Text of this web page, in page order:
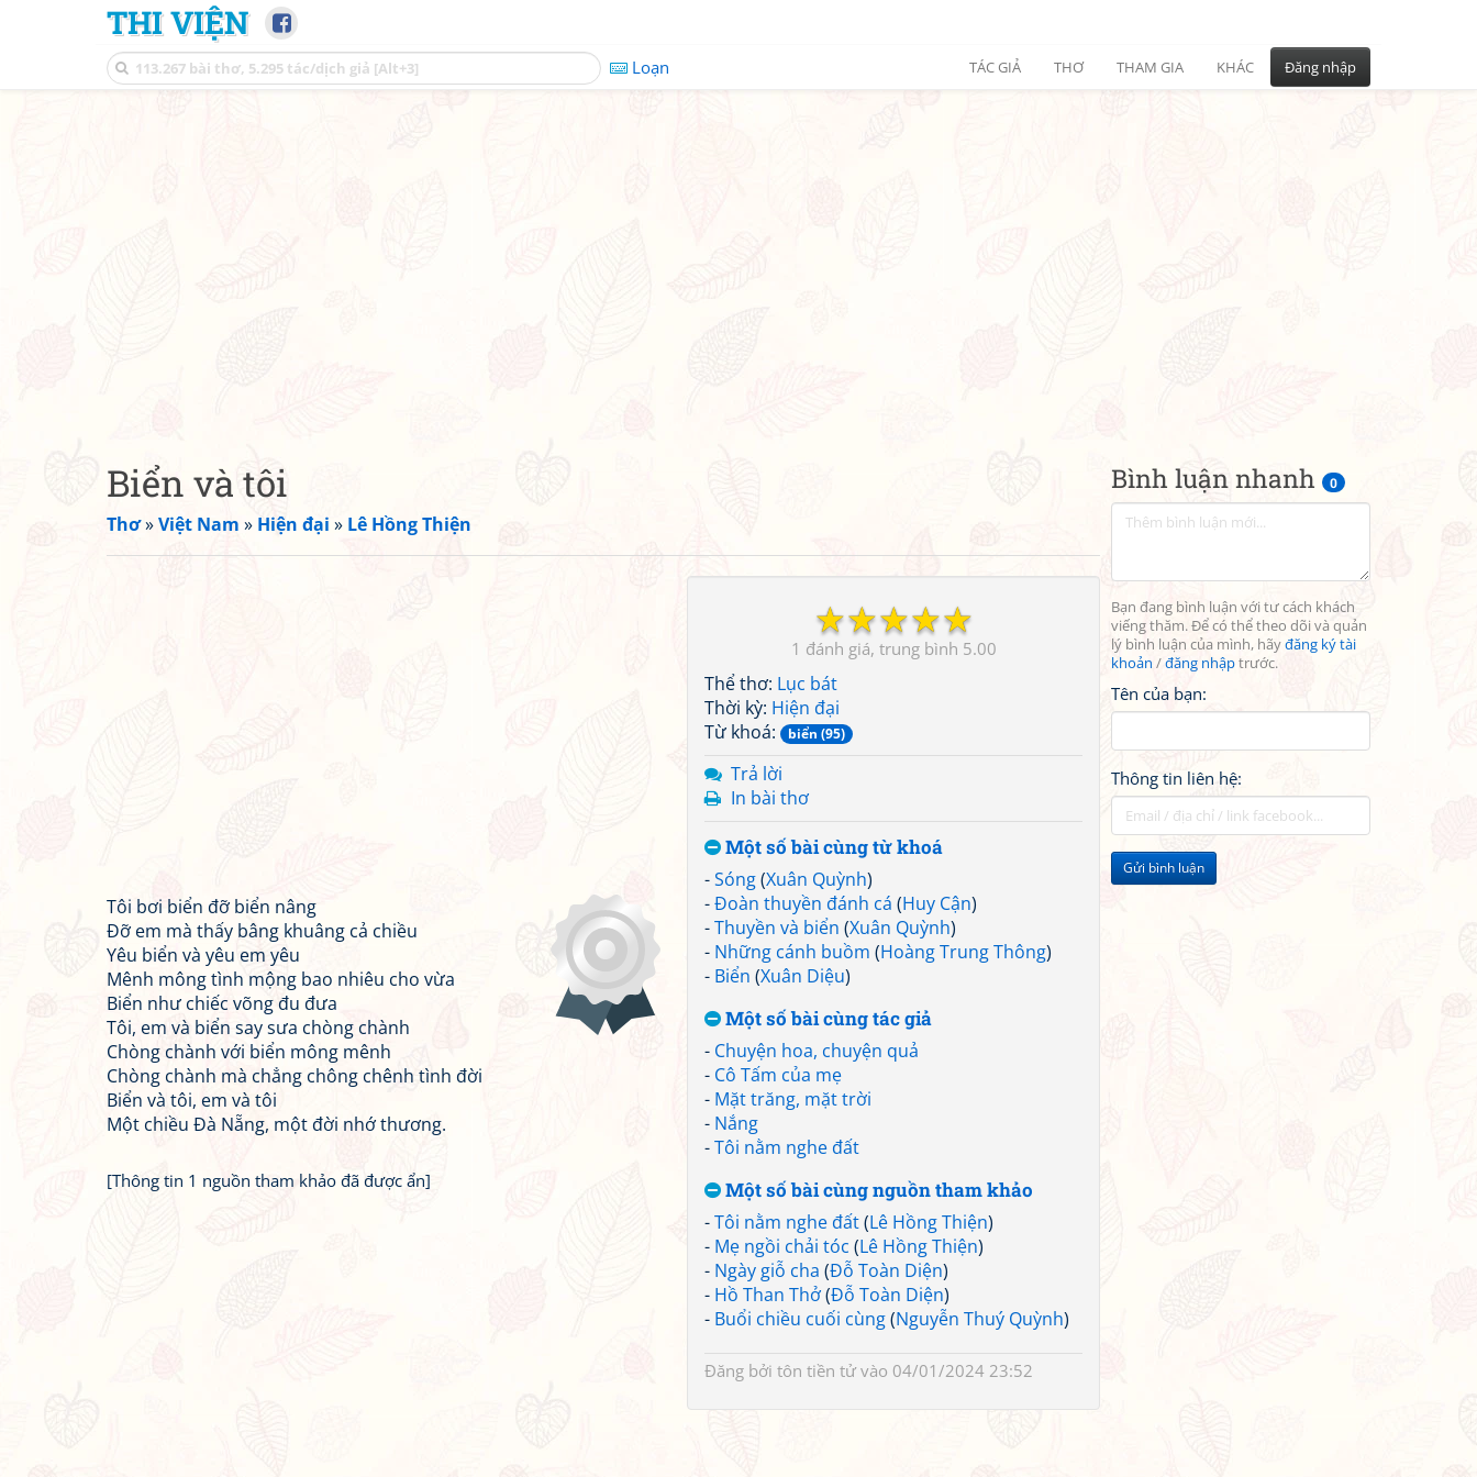
THI VIỆN
Loạn TÁC GIẢ THƠ THAM GIA KHÁC Đăng nhập
Bình luận nhanh 0
Bạn đang bình luận với tư cách khách
viếng thăm. Để có thể theo dõi và quản
lý bình luận của mình, hãyđăng ký tài
khoản /đăng nhậptrước.
Tên của bạn:
Thông tin liên hệ:
Gửi bình luận
Biển và tôi
Thơ»Việt Nam » Hiện đại » Lê Hồng Thiện
☆
☆
☆
☆
☆
1 5.00
Thể thơ: Lục bát
Thời kỳ: Hiện đại
Từ khoá:
biển (95)
Trả lời
In bài thơ
Một số bài cùng từ khoá
-Sóng(Xuân Quỳnh)
-Đoàn thuyền đánh cá (Huy Cận)
-Thuyền và biển (Xuân Quỳnh)
- Những cánh buồm (Hoàng Trung Thông)
- Biển (Xuân Diệu)
Một số bài cùng tác giả
- Chuyện hoa, chuyện quả
- Cô Tấm của mẹ
- Mặt trăng, mặt trời
- Nắng
-Tôi nằm nghe đất
Một số bài cùng nguồn tham khảo
-Tôi nằm nghe đất(Lê Hồng Thiện)
- Mẹ ngồi chải tóc (Lê Hồng Thiện)
- Ngày giỗ cha (Đỗ Toàn Diện)
- Hồ Than Thở(Đỗ Toàn Diện)
- Buổi chiều cuối cùng(Nguyễn Thuý Quỳnh)
Đăng bởi tôn tiền tửvào 04/01/2024 23:52
Tôi bơi biển đỡ biển nâng
Đỡ em mà thấy bâng khuâng cả chiều
Yêu biển và yêu em yêu
Mênh mông tình mộng bao nhiêu cho vừa
Biển như chiếc võng đu đưa
Tôi, em và biển say sưa chòng chành
Chòng chành với biển mông mênh
Chòng chành mà chẳng chông chênh tình đời
Biển và tôi, em và tôi
Một chiều Đà Nẵng, một đời nhớ thương.
[Thông tin 1 nguồn tham khảo đã được ẩn]